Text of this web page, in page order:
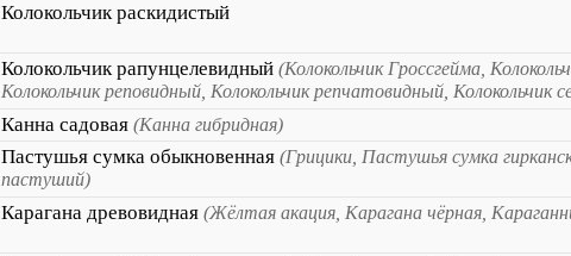
Колокольчик раскидистый
Колокольчик рапунцелевидный (Колокольчик Гроссгейма,
Колокольчик реповидный, Колокольчик репчатовидный, Колокольчик
Канна садовая (Канна гибридная)
Пастушья сумка обыкновенная (Грицики, Пастушья сумка
пастуший)
Карагана древовидная (Жёлтая акация, Карагана чёрная,